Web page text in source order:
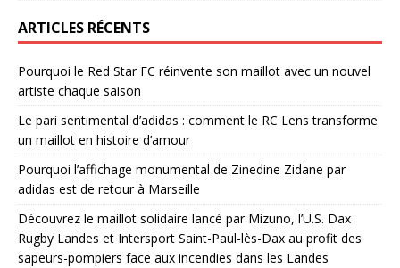
ARTICLES RÉCENTS
Pourquoi le Red Star FC réinvente son maillot avec un nouvel
artiste chaque saison
Le pari sentimental d’adidas : comment le RC Lens transforme
un maillot en histoire d’amour
Pourquoi l’affichage monumental de Zinedine Zidane par
adidas est de retour à Marseille
Découvrez le maillot solidaire lancé par Mizuno, l’U.S. Dax
Rugby Landes et Intersport Saint-Paul-lès-Dax au profit des
sapeurs-pompiers face aux incendies dans les Landes